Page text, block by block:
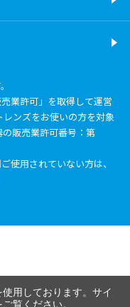
業許可」を取得して運営
ンズをお使いの方を対象
販売業許可番号：第
使用されていない方は、
用しております。サイ
ご覧ください。